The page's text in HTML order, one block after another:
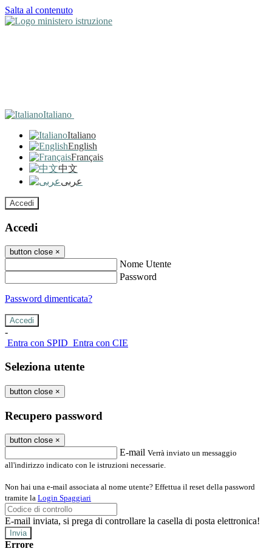
Salta al contenuto
Italiano
Italiano
English
Français
中文
عربى
Accedi
Accedi
button close ×
Nome Utente
Password
Password dimenticata?
-
Entra con SPID Entra con CIE
Seleziona utente
button close ×
Recupero password
button close ×
E-mail Verrà inviato un messaggio
all'indirizzo indicato con le istruzioni necessarie.
Non hai una e-mail associata al nome utente? Effettua il reset della password
tramite la Login Spaggiari
E-mail inviata, si prega di controllare la casella di posta elettronica!
Errore